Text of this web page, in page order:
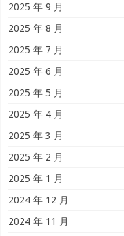
2025 年 9 月
2025 年 8 月
2025 年 7 月
2025 年 6 月
2025 年 5 月
2025 年 4 月
2025 年 3 月
2025 年 2 月
2025 年 1 月
2024 年 12 月
2024 年 11 月